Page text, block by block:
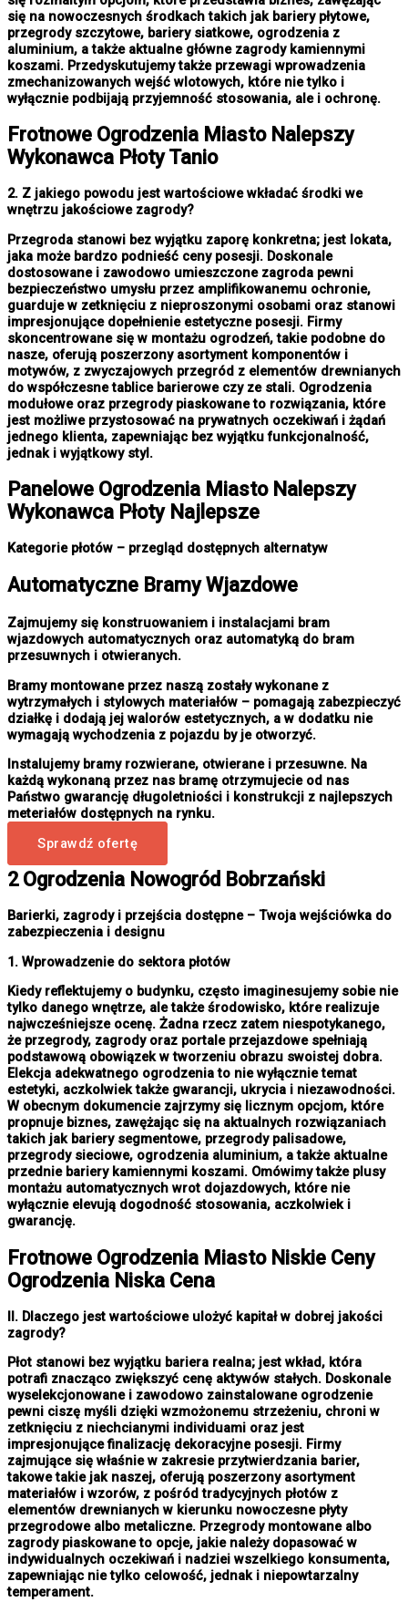
się na nowoczesnych środkach takich jak bariery płytowe,
przegrody szczytowe, bariery siatkowe, ogrodzenia z
aluminium, a także aktualne główne zagrody kamiennymi
koszami. Przedyskutujemy także przewagi wprowadzenia
zmechanizowanych wejść wlotowych, które nie tylko i
wyłącznie podbijają przyjemność stosowania, ale i ochronę.
Frotnowe Ogrodzenia MiastoNalepszy
Wykonawca Płoty Tanio
2. Z jakiego powodu jest wartościowe wkładać środki we
wnętrzu jakościowe zagrody?
Przegroda stanowi bez wyjątku zaporę konkretna; jest lokata,
jaka może bardzo podnieść ceny posesji. Doskonale
dostosowane i zawodowo umieszczone zagroda pewni
bezpieczeństwo umysłu przez amplifikowanemu ochronie,
guarduje w zetknięciu z nieproszonymi osobami oraz stanowi
impresjonujące dopełnienie estetyczne posesji. Firmy
skoncentrowane się w montażu ogrodzeń, takie podobne do
nasze, oferują poszerzony asortyment komponentów i
motywów, z zwyczajowych przegród z elementów drewnianych
do współczesne tablice barierowe czy ze stali. Ogrodzenia
modułowe oraz przegrody piaskowane to rozwiązania, które
jest możliwe przystosować na prywatnych oczekiwań i żądań
jednego klienta, zapewniając bez wyjątku funkcjonalność,
jednak i wyjątkowy styl.
Panelowe Ogrodzenia MiastoNalepszy
Wykonawca Płoty Najlepsze
Kategorie płotów – przegląd dostępnych alternatyw
Automatyczne Bramy Wjazdowe
Zajmujemy się konstruowaniem i instalacjami bram
wjazdowych automatycznych oraz automatyką do bram
przesuwnych i otwieranych.
Bramy montowane przez naszą zostały wykonane z
wytrzymałych i stylowych materiałów – pomagają zabezpieczyć
działkę i dodają jej walorów estetycznych, a w dodatku nie
wymagają wychodzenia z pojazdu by je otworzyć.
Instalujemy bramy rozwierane, otwierane i przesuwne. Na
każdą wykonaną przez nas bramę otrzymujecie od nas
Państwo gwarancję długoletniości i konstrukcji z najlepszych
meteriałów dostępnych na rynku.
Sprawdź ofertę
2 Ogrodzenia Nowogród Bobrzański
Barierki, zagrody i przejścia dostępne – Twoja wejściówka do
zabezpieczenia i designu
1. Wprowadzenie do sektora płotów
Kiedy reflektujemy o budynku, często imaginesujemy sobie nie
tylko danego wnętrze, ale także środowisko, które realizuje
najwcześniejsze ocenę. Żadna rzecz zatem niespotykanego,
że przegrody, zagrody oraz portale przejazdowe spełniają
podstawową obowiązek w tworzeniu obrazu swoistej dobra.
Elekcja adekwatnego ogrodzenia to nie wyłącznie temat
estetyki, aczkolwiek także gwarancji, ukrycia i niezawodności.
W obecnym dokumencie zajrzymy się licznym opcjom, które
propnuje biznes, zawężając się na aktualnych rozwiązaniach
takich jak bariery segmentowe, przegrody palisadowe,
przegrody sieciowe, ogrodzenia aluminium, a także aktualne
przednie bariery kamiennymi koszami. Omówimy także plusy
montażu automatycznych wrot dojazdowych, które nie
wyłącznie elevują dogodność stosowania, aczkolwiek i
gwarancję.
Frotnowe Ogrodzenia MiastoNiskie Ceny
Ogrodzenia Niska Cena
II. Dlaczego jest wartościowe ulożyć kapitał w dobrej jakości
zagrody?
Płot stanowi bez wyjątku bariera realna; jest wkład, która
potrafi znacząco zwiększyć cenę aktywów stałych. Doskonale
wyselekcjonowane i zawodowo zainstalowane ogrodzenie
pewni ciszę myśli dzięki wzmożonemu strzeżeniu, chroni w
zetknięciu z niechcianymi individuami oraz jest
impresjonujące finalizację dekoracyjne posesji. Firmy
zajmujące się właśnie w zakresie przytwierdzania barier,
takowe takie jak naszej, oferują poszerzony asortyment
materiałów i wzorów, z pośród tradycyjnych płotów z
elementów drewnianych w kierunku nowoczesne płyty
przegrodowe albo metaliczne. Przegrody montowane albo
zagrody piaskowane to opcje, jakie należy dopasować w
indywidualnych oczekiwań i nadziei wszelkiego konsumenta,
zapewniając nie tylko celowość, jednak i niepowtarzalny
temperament.